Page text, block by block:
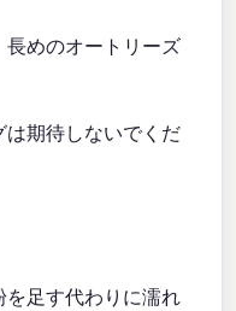
めのオートリーズ
期待しないでくだ
足す代わりに濡れ